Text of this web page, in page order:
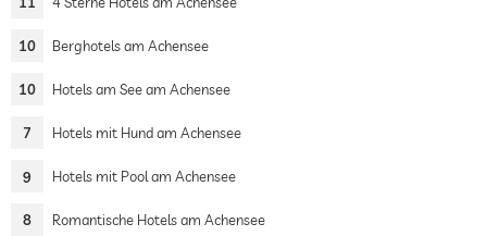
10 Berghotels am Achensee
10 Hotels am See am Achensee
7 Hotels mit Hund am Achensee
9 Hotels mit Pool am Achensee
8 Romantische Hotels am Achensee